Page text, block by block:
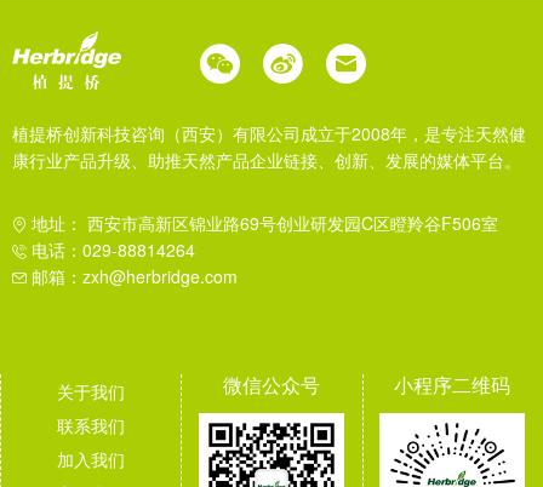
植提桥创新科技咨询（西安）有限公司成立于2008年，是专注天然健
康行业产品升级、助推天然产品企业链接、创新、发展的媒体平台。
地址： 西安市高新区锦业路69号创业研发园C区瞪羚谷F506室
电话：029-88814264
邮箱：zxh@herbridge.com
关于我们
联系我们
加入我们
微信公众号 小程序二维码